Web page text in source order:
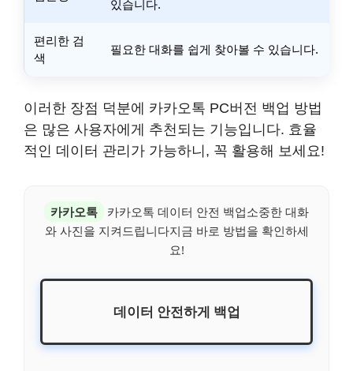
있습니다.
편리한 검
색
필요한 대화를 쉽게 찾아볼 수 있습니다.
이러한 장점 덕분에 카카오톡 PC버전 백업 방법
은 많은 사용자에게 추천되는 기능입니다. 효율
적인 데이터 관리가 가능하니, 꼭 활용해 보세요!
카카오톡
카카오톡 데이터 안전 백업소중한 대화
와 사진을 지켜드립니다지금 바로 방법을 확인하세
요!
데이터 안전하게 백업